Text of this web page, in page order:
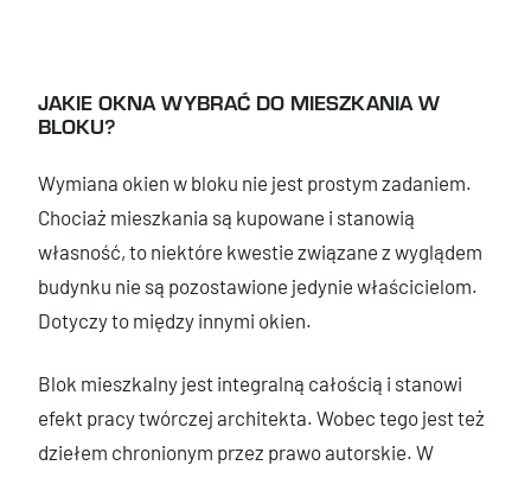
JAKIE OKNA WYBRAĆ DO MIESZKANIA W
BLOKU?
Wymiana okien w bloku nie jest prostym zadaniem.
Chociaż mieszkania są kupowane i stanowią
własność, to niektóre kwestie związane z wyglądem
budynku nie są pozostawione jedynie właścicielom.
Dotyczy to między innymi okien.
Blok mieszkalny jest integralną całością i stanowi
efekt pracy twórczej architekta. Wobec tego jest też
dziełem chronionym przez prawo autorskie. W